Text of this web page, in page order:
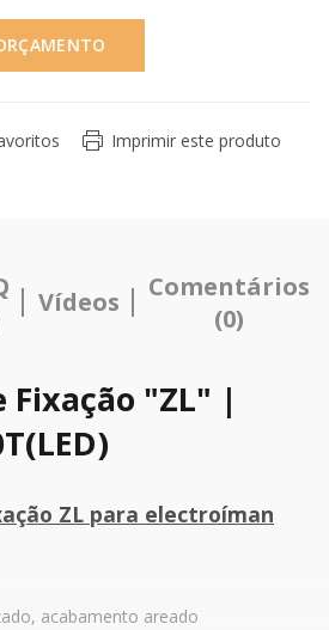
Imprimir este produto
Vídeos
Comentários
(0)
Fixação "ZL" |
ZL para electroíman
acabamento areado